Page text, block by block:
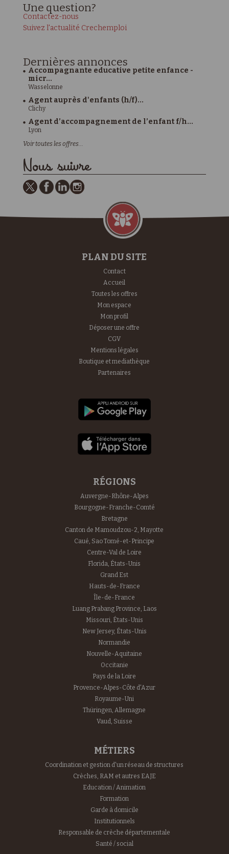
Une question?
Contactez-nous
Suivez l'actualité Crechemploi
Dernières annonces
Accompagnante educative petite enfance -
micr...
Wasselonne
Agent auprès d'enfants (h/f)...
Clichy
Agent d’accompagnement de l’enfant f/h...
Lyon
Voir toutes les offres...
Nous suivre
PLAN DU SITE
Contact
Accueil
Toutes les offres
Mon espace
Mon profil
Déposer une offre
CGV
Mentions légales
Boutique et mediathèque
Partenaires
RÉGIONS
Auvergne-Rhône-Alpes
Bourgogne-Franche-Comté
Bretagne
Canton de Mamoudzou-2, Mayotte
Caué, Sao Tomé-et-Principe
Centre-Val de Loire
Florida, États-Unis
Grand Est
Hauts-de-France
Île-de-France
Luang Prabang Province, Laos
Missouri, États-Unis
New Jersey, États-Unis
Normandie
Nouvelle-Aquitaine
Occitanie
Pays de la Loire
Provence-Alpes-Côte d'Azur
Royaume-Uni
Thüringen, Allemagne
Vaud, Suisse
MÉTIERS
Coordination et gestion d'un réseau de structures
Crèches, RAM et autres EAJE
Education / Animation
Formation
Garde à domicile
Institutionnels
Responsable de crèche départementale
Santé / social